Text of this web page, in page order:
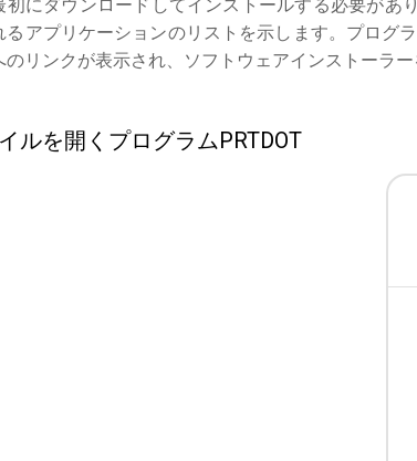
初にダウンロードしてインストールする必要があ
るアプリケーションのリストを示します。プログ
のリンクが表示され、ソフトウェアインストーラ
ルを開くプログラムPRTDOT